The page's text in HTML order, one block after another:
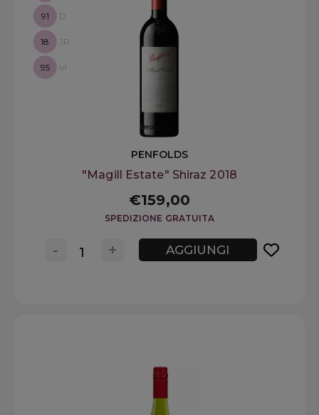
91 D
18 JR
95 VI
PENFOLDS
"Magill Estate" Shiraz 2018
€159,00
SPEDIZIONE GRATUITA
+
- AGGIUNGI